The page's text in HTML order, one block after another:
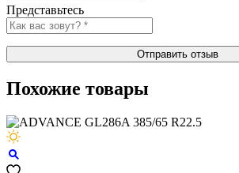
Представьтесь
Отправить отзыв
Похожие товары